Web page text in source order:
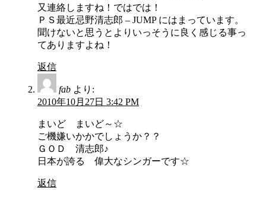
又連絡しますね！ではでは！
ＰＳ最近忌野清志郎 – JUMP にはまっています。
聞けないと思うとよりいっそうに良く感じる事っ
てありますよね！
返信
fab より:
2010年10月27日 3:42 PM
まいど まいど～☆
ご機嫌いかかでしょうか？？
ＧＯＤ 清志郎♪
日本が誇る 偉大なシンガーです☆
返信